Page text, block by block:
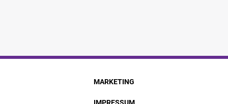
MARKETING